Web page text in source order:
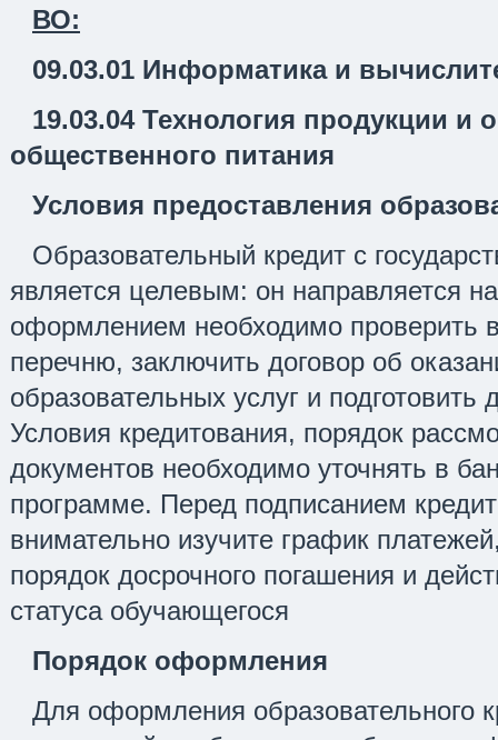
ВО:
09.03.01 Информатика и
19.03.04 Технология продукции и
общественного питания
Условия предоставления
Образовательный кредит с
является целевым: он направляется
оформлением необходимо проверить
перечню, заключить договор об
образовательных услуг и
Условия кредитования, порядок
документов необходимо уточнять в
программе. Перед подписанием
внимательно изучите график
порядок досрочного погашения и
статуса обучающегося
Порядок оформления
Для оформления образовательного